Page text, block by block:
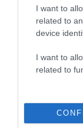
I want to
related to
device
I want to
related to
Megosztás:
egészséges
HASONLÓ